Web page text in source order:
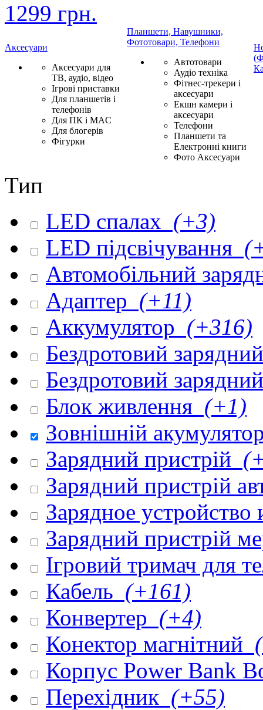
1299 грн.
Аксесуари
Аксесуари для
ТВ, аудіо, відео
Ігрові приставки
Для планшетів і
телефонів
Для ПК і MAC
Для блогерів
Фігурки
Планшети, Навушники,
Фототовари, Телефони
Автотовари
Аудіо техніка
Фітнес-трекери і
аксесуари
Екшн камери і
аксесуари
Телефони
Планшети та
Електронні книги
Фото Аксесуари
Тип
LED спалах (+3)
LED підсвічування
Автомобільний
Адаптер (+11)
Аккумулятор (+316)
Бездротовий
Бездротовий
Блок живлення (+1)
Зовнішній
Зарядний пристрій
Зарядний пристрій
Зарядное
Зарядний пристрій
Ігровий тримач для
Кабель (+161)
Конвертер (+4)
Конектор магнітний
Корпус Power Bank
Перехідник (+55)